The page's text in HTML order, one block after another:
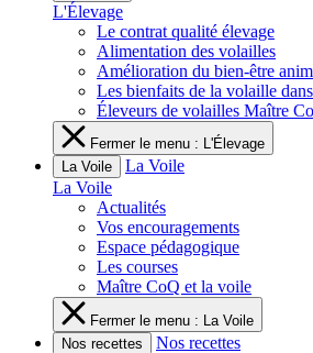
L'Élevage
Le contrat qualité élevage
Alimentation des volailles
Amélioration du bien-être
Les bienfaits de la volaille
Éleveurs de volailles Maître
Fermer le menu : L'Élevage
La Voile
La Voile
La Voile
Actualités
Vos encouragements
Espace pédagogique
Les courses
Maître CoQ et la voile
Fermer le menu : La Voile
Nos recettes
Nos recettes